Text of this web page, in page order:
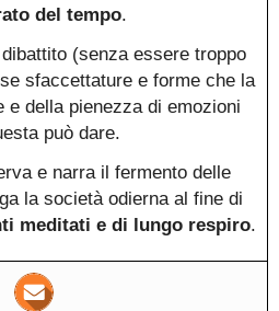
del tempo.
(senza essere troppo
sfaccettature e forme che la
e della pienezza di emozioni
può dare.
e narra il fermento delle
la società odierna al fine di
meditati e di lungo respiro.